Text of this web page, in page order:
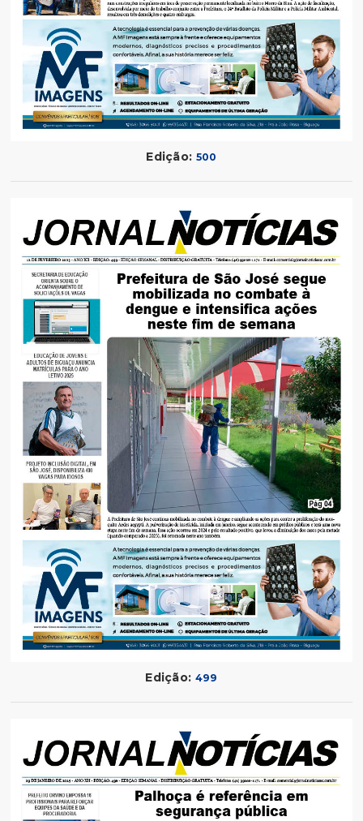
Edição: 500
Edição: 499